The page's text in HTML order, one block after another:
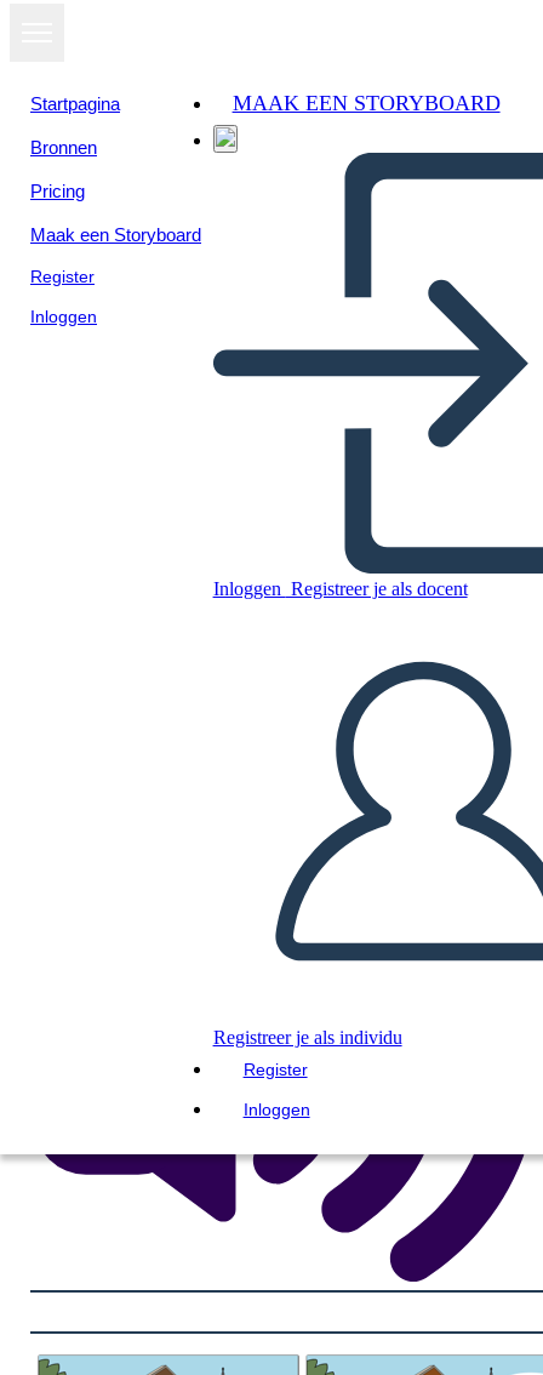
Startpagina
Bronnen
Pricing
Maak een Storyboard
Register
Inloggen
MAAK EEN STORYBOARD
Inloggen Registreer je als docent
Registreer je als individu
Register
Inloggen
Kopieer dit Storyboard
MAAK EEN STORYBOARD
DIAVOORSTELLING AFSPELEN
LEES MIJ VOOR
Bekijk als
diavoorstelling